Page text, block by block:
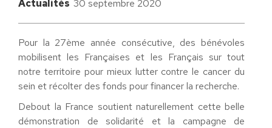
Actualités 30 septembre 2020
Pour la 27ème année consécutive, des bénévoles
mobilisent les Françaises et les Français sur tout
notre territoire pour mieux lutter contre le cancer du
sein et récolter des fonds pour financer la recherche.
Debout la France soutient naturellement cette belle
démonstration de solidarité et la campagne de